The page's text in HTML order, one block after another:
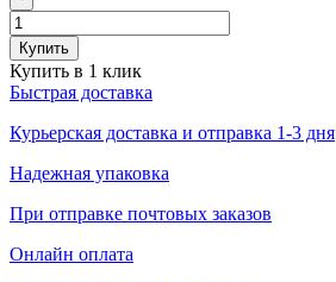
Купить
Купить в 1 клик
Быстрая доставка
Курьерская доставка и отправка 1-3 дня
Надежная упаковка
При отправке почтовых заказов
Онлайн оплата